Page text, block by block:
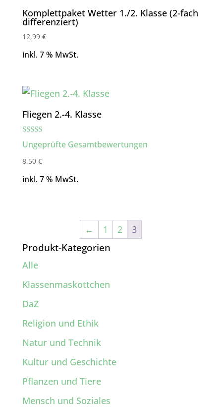
Komplettpaket Wetter 1./2. Klasse (2-fach
differenziert)
12,99 €
inkl. 7 % MwSt.
Fliegen 2.-4. Klasse
Bewertet mit
5.00
Ungeprüfte Gesamtbewertungen
8,50 €
inkl. 7 % MwSt.
← 1 2 3
Produkt-Kategorien
Alle
Klassenmaskottchen
DaZ
Religion und Ethik
Natur und Technik
Kultur und Geschichte
Pflanzen und Tiere
Mensch und Soziales